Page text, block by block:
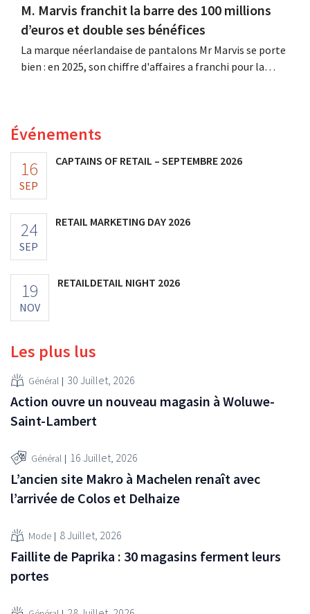
M. Marvis franchit la barre des 100 millions
d’euros et double ses bénéfices
La marque néerlandaise de pantalons Mr Marvis se porte
bien : en 2025, son chiffre d'affaires a franchi pour la
Événements
16
SEP
CAPTAINS OF RETAIL – SEPTEMBRE 2026
24
SEP
RETAIL MARKETING DAY 2026
19
NOV
RETAILDETAIL NIGHT 2026
Les plus lus
Général 30 Juillet, 2026
Action ouvre un nouveau magasin à Woluwe-
Saint-Lambert
Général 16 Juillet, 2026
L’ancien site Makro à Machelen renaît avec
l’arrivée de Colos et Delhaize
Mode 8 Juillet, 2026
Faillite de Paprika : 30 magasins ferment leurs
portes